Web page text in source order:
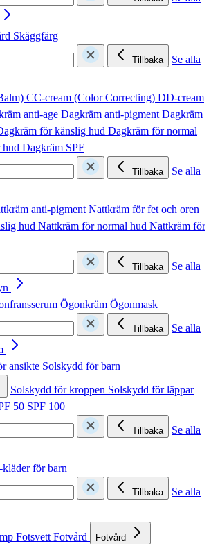
Skäggfärg
Tillbaka
Se alla
CC-cream (Color Correcting) DD-cream
anti-age Dagkräm anti-pigmentDagkräm
för känslig hud Dagkräm för normal
hud Dagkräm SPF
Tillbaka
Se alla
anti-pigmentNattkräm för fet och oren
hud Nattkräm för normal hud Nattkräm för
Tillbaka
Se alla
Ögonkräm Ögonmask
Tillbaka
Se alla
ansikte Solskydd för barn
Solskydd för kroppen Solskydd för läppar
50 SPF 100
Tillbaka
Se alla
för barn
Tillbaka
Se alla
FotsvettFotvård Fotvård